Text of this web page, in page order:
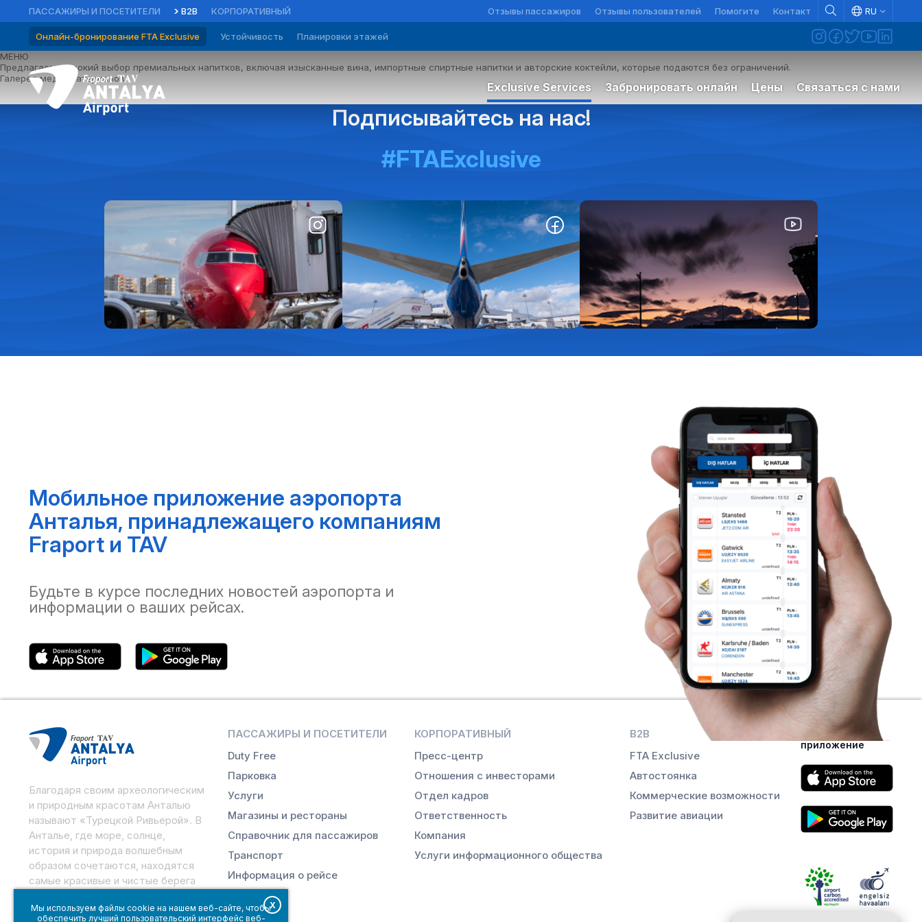
ПАССАЖИРЫ И ПОСЕТИТЕЛИ B2B КОРПОРАТИВНЫЙ Отзывы пассажиров Отзывы пользователей Помогите Контакт RU
Онлайн-бронирование FTA Exclusive Устойчивость Планировки этажей
Exclusive Services
Premium
Элита
Забронировать онлайн Цены Связаться с нами
Мы используем файлы cookie на нашем веб-сайте, чтобы
обеспечить лучший пользовательский интерфейс веб-
X
МЕНЮ
Предлагаем широкий выбор премиальных напитков, включая изысканные вина, импортные спиртные напитки и авторские коктейли, которые подаются без ограничений.
Галерея медиаматериалов
Подписывайтесь на нас!
#FTAExclusive
Мобильное приложение аэропорта
Анталья, принадлежащего компаниям
Fraport и TAV
Будьте в курсе последних новостей аэропорта и
информации о ваших рейсах.
Благодаря своим археологическим
и природным красотам Анталью
называют «Турецкой Ривьерой». В
Анталье, где море, солнце,
история и природа волшебным
образом сочетаются, находятся
самые красивые и чистые берега
ПАССАЖИРЫ И ПОСЕТИТЕЛИ
Duty Free
Парковка
Услуги
Магазины и рестораны
Справочник для пассажиров
Транспорт
Информация о рейсе
КОРПОРАТИВНЫЙ
Пресс-центр
Отношения с инвесторами
Отдел кадров
Ответственность
Компания
Услуги информационного общества
B2B
FTA Exclusive
Автостоянка
Коммерческие возможности
Развитие авиации
Скачайте
приложение